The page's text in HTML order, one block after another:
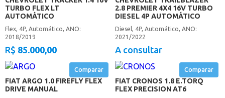
TURBO FLEX LT
AUTOMÁTICO
Flex, 4P, Automático, ANO:
2018/2019
R$ 85.000,00
2.8 PREMIER 4X4 16V TURBO
DIESEL 4P AUTOMÁTICO
Diesel, 4P, Automático, ANO:
2021/2022
A consultar
Comparar
FIAT ARGO 1.0 FIREFLY FLEX
DRIVE MANUAL
Comparar
FIAT CRONOS 1.8 E.TORQ
FLEX PRECISION AT6